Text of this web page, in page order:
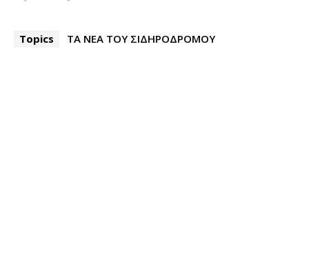
Topics ΤΑ ΝΕΑ ΤΟΥ ΣΙΔΗΡΟΔΡΟΜΟΥ